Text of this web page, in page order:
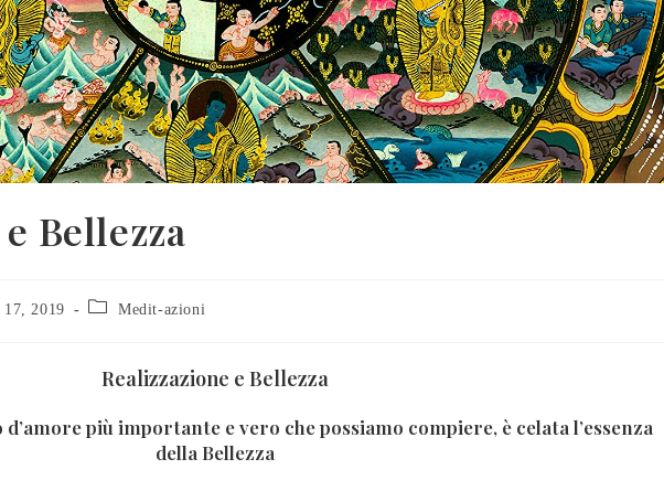
Bellezza
17, 2019 Medit-azioni
Realizzazione e Bellezza
d’amore più importante e vero che possiamo compiere, è celata l’essenza
della Bellezza